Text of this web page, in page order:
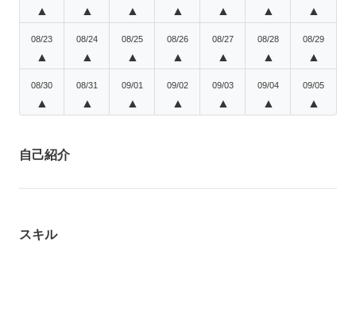
▲ ▲ ▲ ▲ ▲ ▲ ▲
08/23
▲
08/24
▲
08/25
▲
08/26
▲
08/27
▲
08/28
▲
08/29
▲
08/30
▲
08/31
▲
09/01
▲
09/02
▲
09/03
▲
09/04
▲
09/05
▲
自己紹介
スキル